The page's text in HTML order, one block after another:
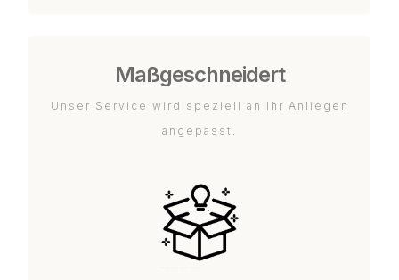
Maßgeschneidert
Unser Service wird speziell an Ihr Anliegen
angepasst.